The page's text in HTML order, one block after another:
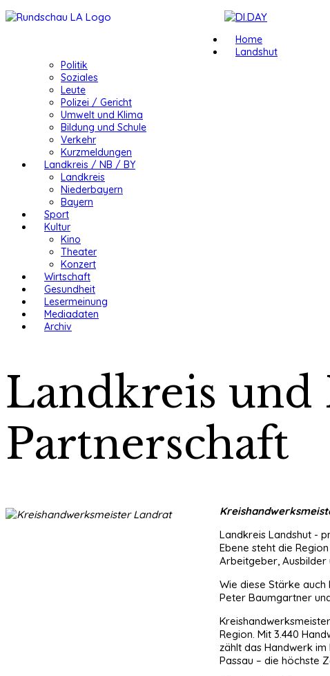
Home
Landshut
Politik
Soziales
Leute
Polizei / Gericht
Umwelt und Klima
Bildung und Schule
Verkehr
Kurzmeldungen
Landkreis / NB / BY
Landkreis
Niederbayern
Bayern
Sport
Kultur
Kino
Theater
Konzert
Wirtschaft
Gesundheit
Lesermeinung
Mediadaten
Archiv
Landkreis und
Partnerschaft
Landkreis Landshut -
Ebene steht die
Arbeitgeber,
Wie diese Stärke
Peter Baumgartner
Region. Mit 3.440
zählt das Handwerk
Passau – die höchste